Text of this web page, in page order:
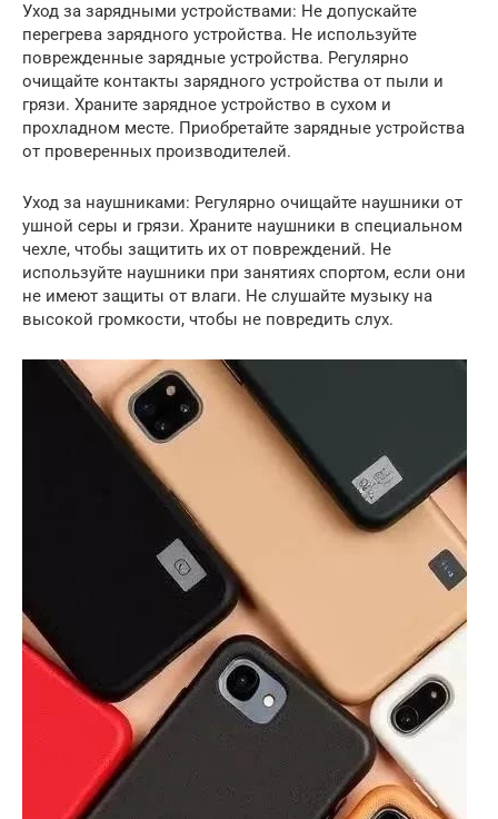
Уход за зарядными устройствами: Не допускайте
перегрева зарядного устройства. Не используйте
поврежденные зарядные устройства. Регулярно
очищайте контакты зарядного устройства от пыли и
грязи. Храните зарядное устройство в сухом и
прохладном месте. Приобретайте зарядные устройства
от проверенных производителей.
Уход за наушниками: Регулярно очищайте наушники от
ушной серы и грязи. Храните наушники в специальном
чехле, чтобы защитить их от повреждений. Не
используйте наушники при занятиях спортом, если они
не имеют защиты от влаги. Не слушайте музыку на
высокой громкости, чтобы не повредить слух.